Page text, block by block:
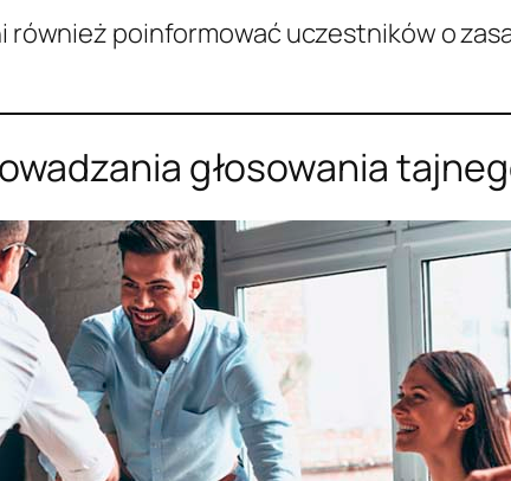
poinformować uczestników o
głosowania